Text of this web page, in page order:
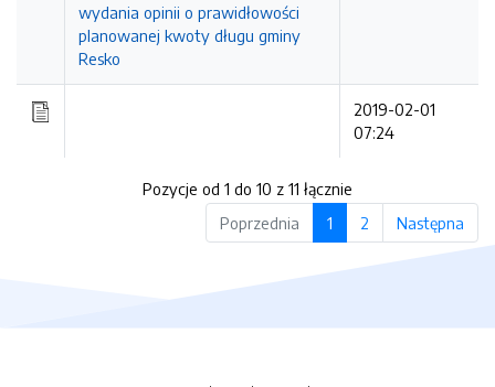
wydania opinii o prawidłowości
planowanej kwoty długu gminy
Resko
2019-02-01
07:24
Pozycje od 1 do 10 z 11 łącznie
Poprzednia
1 2 Następna